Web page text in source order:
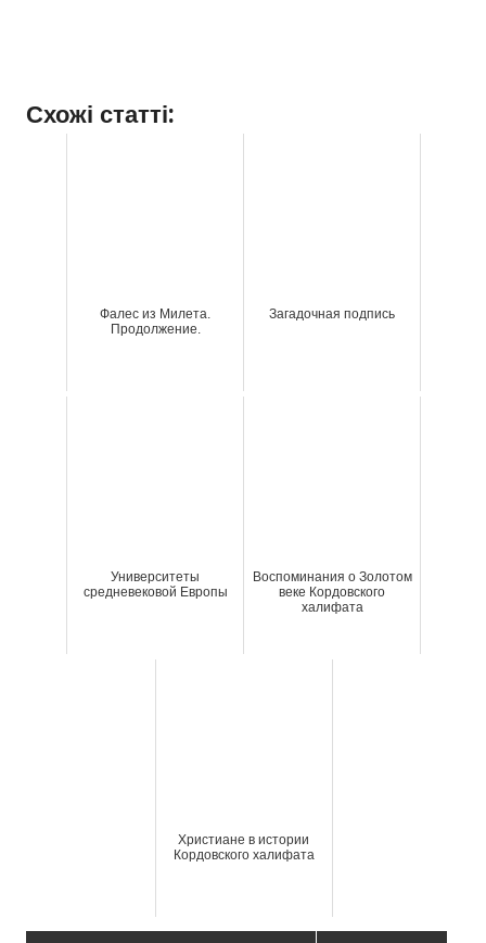
Схожі статті:
Фалес из Милета.
Продолжение.
Загадочная подпись
Университеты
средневековой Европы
Воспоминания о Золотом
веке Кордовского
халифата
Христиане в истории
Кордовского халифата